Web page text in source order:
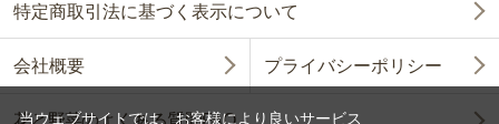
特定商取引法に基づく表示について
会社概要 プライバシーポリシー
当ウェブサイトでは、お客様により良いサービス